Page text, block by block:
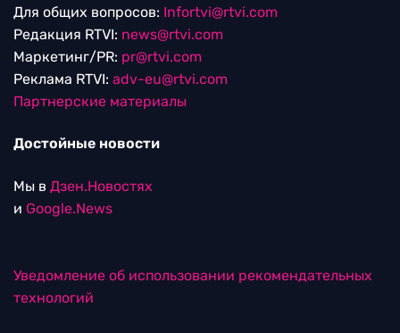
Для общих вопросов: Infortvi@rtvi.com
Редакция RTVI: news@rtvi.com
Маркетинг/PR: pr@rtvi.com
Реклама RTVI: adv-eu@rtvi.com
Партнерские материалы
Достойные новости
Мы в Дзен.Новостях
и Google.News
Уведомление об использовании рекомендательных
технологий